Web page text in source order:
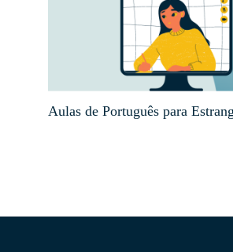
Aulas de Português para